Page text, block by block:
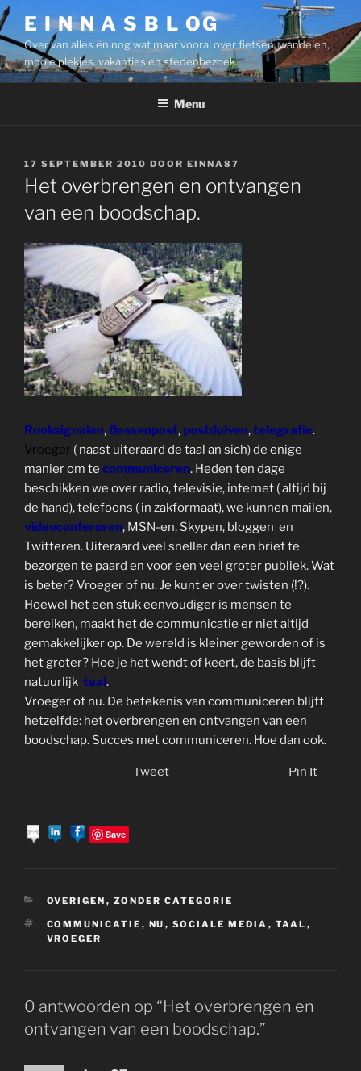
Ga
naar
de
inhoud
E I N N A S B L OG
Over van alles en nog wat maar vooral over fietsen, wandelen,
mooie plekjes, vakanties en stedenbezoek.
Menu
GEPLAATST
OP
17 SEPTEMBER 2010 DOOR EINNA87
Het overbrengen en ontvangen
van een boodschap.
Rooksignalen,flessenpost,postduiven,telegrafie.
Vroeger ( naast uiteraard de taal an sich) de enige
manier om te communiceren. Heden ten dage
beschikken we over radio, televisie, internet ( altijd bij
de hand), telefoons ( in zakformaat), we kunnen mailen,
videoconfereren, MSN-en, Skypen, bloggen en
Twitteren. Uiteraard veel sneller dan een brief te
bezorgen te paard en voor een veel groter publiek. Wat
is beter? Vroeger of nu. Je kunt er over twisten (!?).
Hoewel het een stuk eenvoudiger is mensen te
bereiken, maakt het de communicatie er niet altijd
gemakkelijker op. De wereld is kleiner geworden of is
het groter? Hoe je het wendt of keert, de basis blijft
natuurlijk taal.
Vroeger of nu. De betekenis van communiceren blijft
hetzelfde: het overbrengen en ontvangen van een
boodschap. Succes met communiceren. Hoe dan ook.
Tweet Pin It
Save
CATEGORIEËN
OVERIGEN , ZONDER CATEGORIE
TAGS
COMMUNICATIE , NU , SOCIALE MEDIA , TAAL ,
VROEGER
0 antwoorden op “Het overbrengen en
ontvangen van een boodschap.”